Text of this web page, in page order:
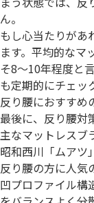
ん。
もし心当たりがあ
ます。平均的なマ
そ8〜10年程度と
も定期的にチェッ
反り腰におすすめ
最後に、反り腰対
主なマットレスブ
昭和西川「ムアツ
反り腰の方に人気
凹プロファイル構